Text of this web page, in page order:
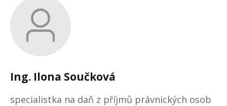
Ing. Ilona Součková
specialistka na daň z příjmů právnických osob